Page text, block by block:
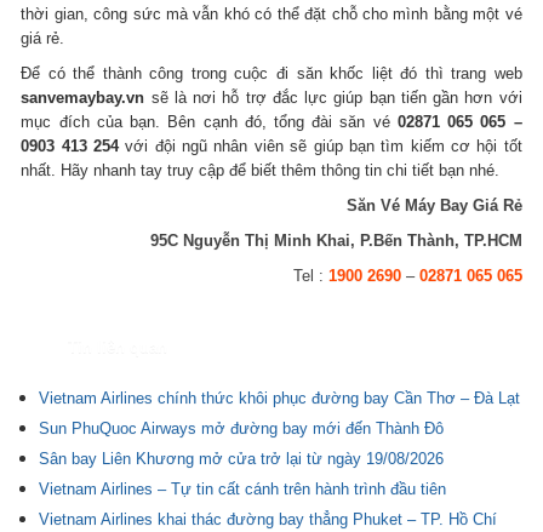
thời gian, công sức mà vẫn khó có thể đặt chỗ cho mình bằng một vé
giá rẻ.
Để có thể thành công trong cuộc đi săn khốc liệt đó thì trang web
sanvemaybay.vn sẽ là nơi hỗ trợ đắc lực giúp bạn tiến gần hơn với
mục đích của bạn. Bên cạnh đó, tổng đài săn vé 02871 065 065 –
0903 413 254với đội ngũ nhân viên sẽ giúp bạn tìm kiếm cơ hội tốt
nhất. Hãy nhanh tay truy cập để biết thêm thông tin chi tiết bạn nhé.
Săn Vé Máy Bay Giá Rẻ
95C Nguyễn Thị Minh Khai, P.Bến Thành, TP.HCM
Tel : 1900 2690– 02871 065 065
Vietnam Airlines chính thức khôi phục đường bay Cần Thơ – Đà Lạt
Sun PhuQuoc Airways mở đường bay mới đến Thành Đô
Sân bay Liên Khương mở cửa trở lại từ ngày 19/08/2026
Vietnam Airlines – Tự tin cất cánh trên hành trình đầu tiên
Vietnam Airlines khai thác đường bay thẳng Phuket – TP. Hồ Chí